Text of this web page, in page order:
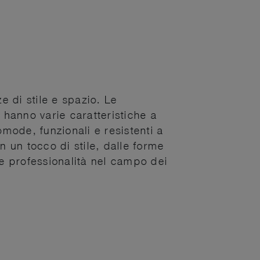
di stile e spazio. Le
varie caratteristiche a
funzionali e resistenti a
un tocco di stile, dalle forme
professionalità nel campo dei